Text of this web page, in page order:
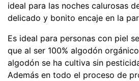
ideal para las noches calurosas
delicado y bonito encaje en la
Es ideal para personas con piel
que al ser 100% algodón
algodón se ha cultiva sin
Además en todo el proceso de